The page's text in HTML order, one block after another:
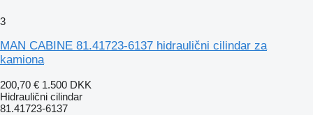
3
MAN CABINE 81.41723-6137 hidraulični cilindar za
kamiona
200,70 € 1.500 DKK
Hidraulični cilindar
81.41723-6137